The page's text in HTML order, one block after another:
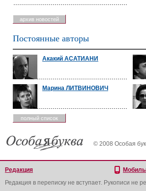
архив новостей
Постоянные авторы
Акакий АСАТИАНИ
Марина ЛИТВИНОВИЧ
полный список
© 2008 Особая
Редакция
Редакция в переписку не вступает. Рукописи